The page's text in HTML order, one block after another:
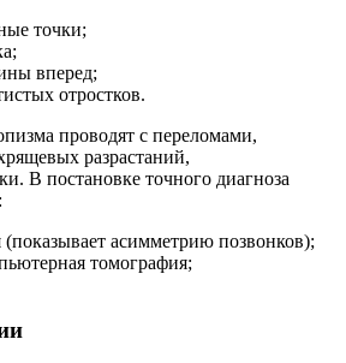
точки;
вперед;
отростков.
проводят с переломами,
разрастаний,
В постановке точного диагноза
(показывает асимметрию позвонков);
томография;